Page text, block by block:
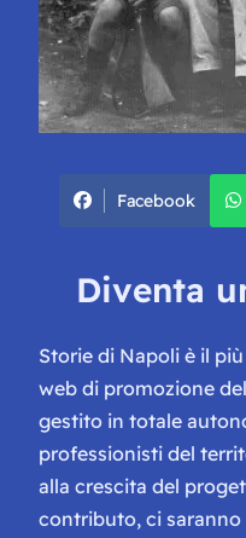
Facebook
Diventa
Storie di Napoli è il
web di promozione
gestito in totale
professionisti del
alla crescita del
contributo, ci